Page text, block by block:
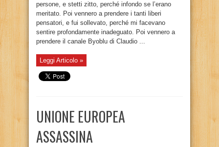
persone, e stetti zitto, perché infondo se l’erano
meritato. Poi vennero a prendere i tanti liberi
pensatori, e fui sollevato, perché mi facevano
sentire profondamente inadeguato. Poi vennero a
prendere il canale Byoblu di Claudio ...
Leggi Articolo »
UNIONE EUROPEA
ASSASSINA